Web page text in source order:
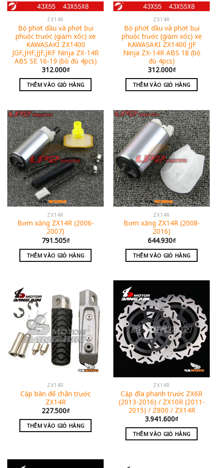
ZX14R
Bộ phớt dầu và phớt bụi
phuộc trước (giảm xóc) xe
KAWASAKI ZX1400
JGF,JHF,JJF,JKF Ninja ZX-14R
ABS SE 16-19 (bộ đủ 4pcs)
312.000₫
THÊM VÀO GIỎ HÀNG
ZX14R
Bộ phớt dầu và phớt bụi
phuộc trước (giảm xóc) xe
KAWASAKI ZX1400 JJF
Ninja ZX-14R ABS 18 (bộ
đủ 4pcs)
312.000₫
THÊM VÀO GIỎ HÀNG
ZX14R
Bơm xăng ZX14R (2006-
2007)
791.505₫
THÊM VÀO GIỎ HÀNG
ZX14R
Bơm xăng ZX14R (2008-
2016)
644.930₫
THÊM VÀO GIỎ HÀNG
ZX14R
Cặp bàn để chân trước
ZX14R
227.500₫
THÊM VÀO GIỎ HÀNG
ZX14R
Cặp đĩa phanh trước ZX6R
(2013-2016) / ZX10R (2011-
2015) / Z800 / ZX14R
3.941.600₫
THÊM VÀO GIỎ HÀNG